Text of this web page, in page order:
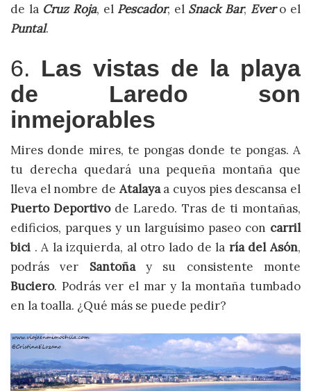
de la Cruz Roja, el Pescador, el Snack Bar, Ever o el
Puntal.
6. Las vistas de la playa
de Laredo son
inmejorables
Mires donde mires, te pongas donde te pongas. A
tu derecha quedará una pequeña montaña que
lleva el nombre de Atalayaa cuyos pies descansa el
Puerto Deportivode Laredo. Tras de ti montañas,
edificios, parques y un larguísimo paseo con carril
bici . A la izquierda, al otro lado de la ría del Asón,
podrás ver Santoñay su consistente monte
Buciero. Podrás ver el mar y la montaña tumbado
en la toalla. ¿Qué más se puede pedir?